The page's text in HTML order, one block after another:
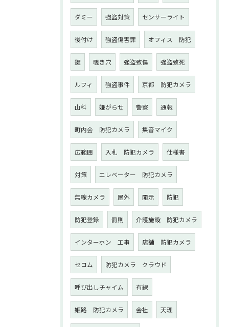
ダミー 強盗対策 センサーライト
後付け 強盗傷害罪 オフィス 防犯
鍵 覗き穴 強盗致傷 強盗致死
ルフィ 強盗事件 京都 防犯カメラ
山科 嫌がらせ 警察 通報
町内会 防犯カメラ 集音マイク
広範囲 入札 防犯カメラ 仕様書
対策 エレベーター 防犯カメラ
無線カメラ 屋外 開示 防犯
防犯登録 罰則 介護施設 防犯カメラ
インターホン 工事 店舗 防犯カメラ
セコム 防犯カメラ クラウド
呼び出しチャイム 有線
姫路 防犯カメラ 会社 天理